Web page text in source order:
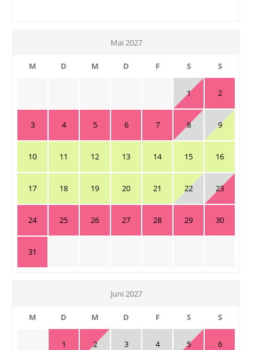
Mai 2027
M D M D F S S
1 2
3 4 5 6 7 8 9
10 11 12 13 14 15 16
17 18 19 20 21 22 23
24 25 26 27 28 29 30
31
Juni 2027
M D M D F S S
1 2 3 4 5 6